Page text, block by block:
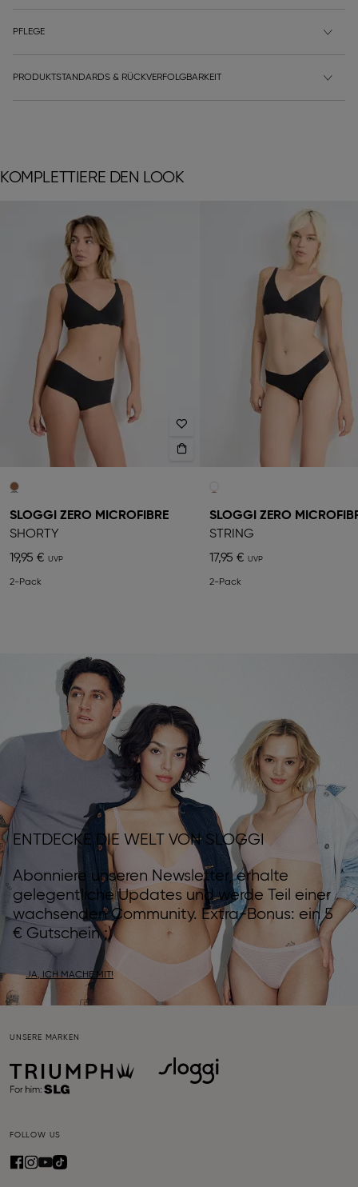
PFLEGE
PRODUKTSTANDARDS & RÜCKVERFOLGBARKEIT
KOMPLETTIERE DEN LOOK
SLOGGI ZERO MICROFIBRE
SHORTY
19,95 €
2-Pack
SLOGGI ZERO
STRING
17,95 €
2-Pack
ENTDECKE DIE WELT VON SLOGGI
Abonniere unseren Newsletter, erhalte
gelegentliche Updates und werde Teil einer
wachsenden Community. Extra-Bonus: ein 5
€ Gutschein ;)
JA, ICH MACHE MIT!
UNSERE MARKEN
FOLLOW US